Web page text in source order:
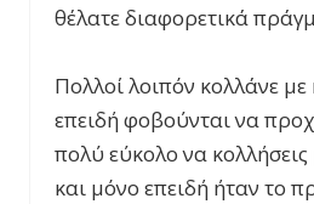
θέλατε διαφορετικά
Πολλοί λοιπόν κολλάνε με
επειδή φοβούνται να
πολύ εύκολο να
και μόνο επειδή ήταν το